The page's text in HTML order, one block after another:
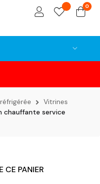
0
Vitrines
chauffante service
CE PANIER